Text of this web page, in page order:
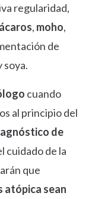
regularidad,
ácaros, moho,
de
soya.
cuando
al principio del
de
cuidado de la
que
atópica sean